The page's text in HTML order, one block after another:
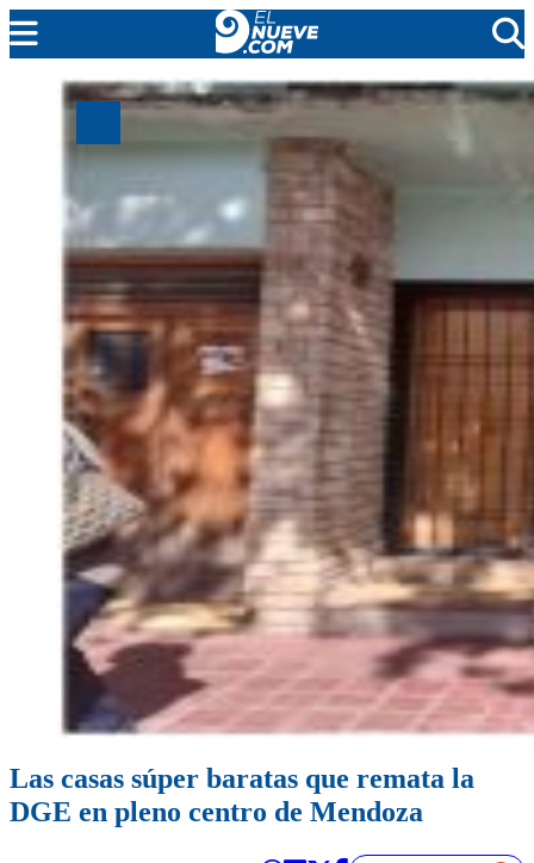
MENDOZA
CADA DÍA
NOTICIERO 9
PROTAGONISTAS
EL NUEVE STREAMS
PROGRAMACIÓN
EN VIVO
Las casas súper baratas que remata la
DGE en pleno centro de Mendoza